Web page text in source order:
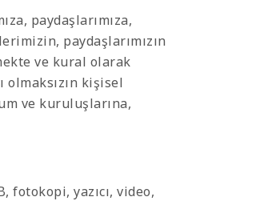
paydaşlarımıza,
paydaşlarımızın
ve kural olarak
olmaksızın kişisel
ve kuruluşlarına,
fotokopi, yazıcı, video,